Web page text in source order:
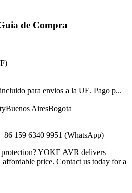
de Compra
para envios a la UE. Pago p...
Buenos AiresBogota
159 6340 9951 (WhatsApp)
YOKE AVR delivers
affordable price. Contact us today for a